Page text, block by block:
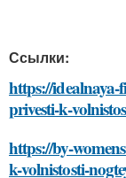
Ссылки:
https://
privesti-k-
https://by-
k-volnistosti-